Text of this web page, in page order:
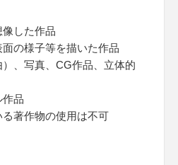
した作品
の様子等を描いた作品
、写真、CG作品、立体的
品
著作物の使用は不可